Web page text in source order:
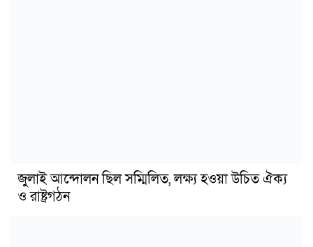
জুলাই আন্দোলন ছিল সম্মিলিত, লক্ষ্য হওয়া উচিত ঐক্য
ও রাষ্ট্রগঠন